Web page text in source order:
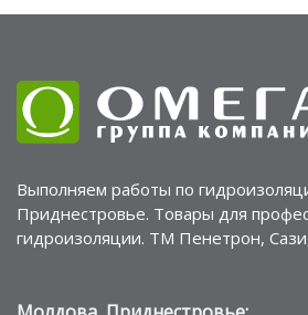
Выполняем работы по
Приднестровье. Товары для
гидроизоляции. ТМ Пенетрон,